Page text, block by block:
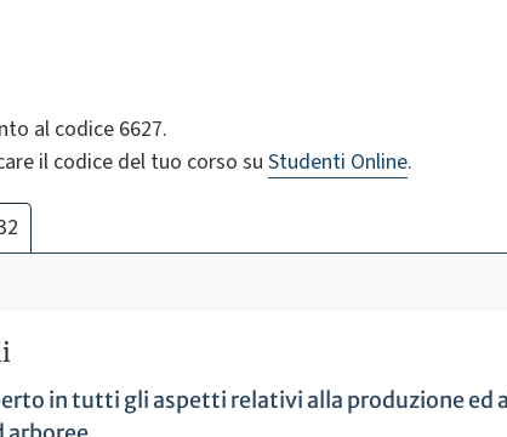
al codice 6627.
il codice del tuo corso su Studenti Online.
in tutti gli aspetti relativi alla produzione ed